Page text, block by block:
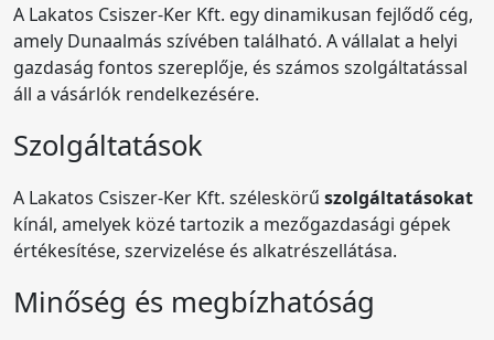
A Lakatos Csiszer-Ker Kft. egy dinamikusan fejlődő cég,
amely Dunaalmás szívében található. A vállalat a helyi
gazdaság fontos szereplője, és számos szolgáltatással
áll a vásárlók rendelkezésére.
Szolgáltatások
A Lakatos Csiszer-Ker Kft. széleskörű szolgáltatásokat
kínál, amelyek közé tartozik a mezőgazdasági gépek
értékesítése, szervizelése és alkatrészellátása.
Minőség és megbízhatóság